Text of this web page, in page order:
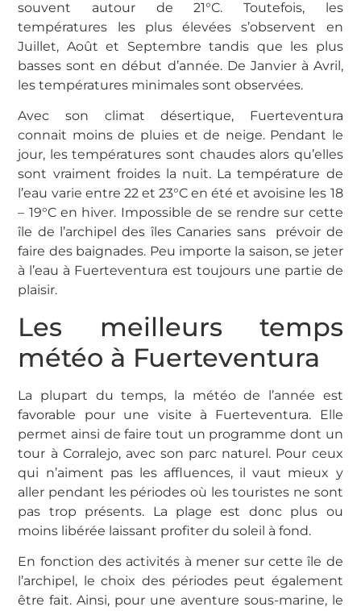
souvent autour de 21°C. Toutefois, les
températures les plus élevées s’observent en
Juillet, Août et Septembre tandis que les plus
basses sont en début d’année. De Janvier à Avril,
les températures minimales sont observées.
Avec son climat désertique, Fuerteventura
connait moins de pluies et de neige. Pendant le
jour, les températures sont chaudes alors qu’elles
sont vraiment froides la nuit. La température de
l’eau varie entre 22 et 23°C en été et avoisine les 18
– 19°C en hiver. Impossible de se rendre sur cette
île de l’archipel des îles Canaries sans prévoir de
faire des baignades. Peu importe la saison, se jeter
à l’eau à Fuerteventura est toujours une partie de
plaisir.
Les meilleurs temps
météo à Fuerteventura
La plupart du temps, la météo de l’année est
favorable pour une visite à Fuerteventura. Elle
permet ainsi de faire tout un programme dont un
tour à Corralejo, avec son parc naturel. Pour ceux
qui n’aiment pas les affluences, il vaut mieux y
aller pendant les périodes où les touristes ne sont
pas trop présents. La plage est donc plus ou
moins libérée laissant profiter du soleil à fond.
En fonction des activités à mener sur cette île de
l’archipel, le choix des périodes peut également
être fait. Ainsi, pour une aventure sous-marine, le